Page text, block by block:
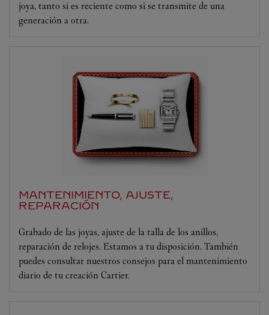
joya, tanto si es reciente como si se transmite de una
generación a otra.
MANTENIMIENTO, AJUSTE,
REPARACIÓN
Grabado de las joyas, ajuste de la talla de los anillos,
reparación de relojes. Estamos a tu disposición. También
puedes consultar nuestros consejos para el mantenimiento
diario de tu creación Cartier.